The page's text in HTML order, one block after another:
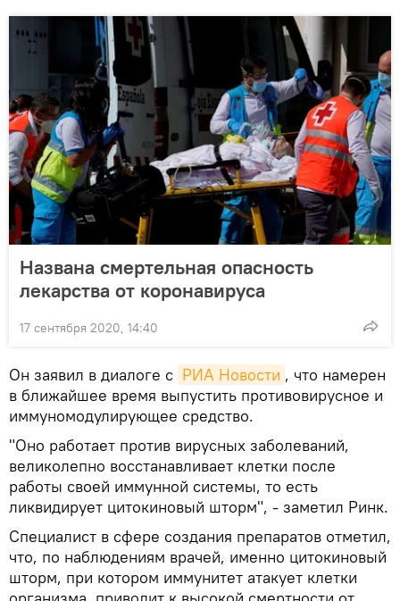
Названа смертельная опасность
лекарства от коронавируса
17 сентября 2020, 14:40
Он заявил в диалоге с РИА Новости , что намерен
в ближайшее время выпустить противовирусное и
иммуномодулирующее средство.
"Оно работает против вирусных заболеваний,
великолепно восстанавливает клетки после
работы своей иммунной системы, то есть
ликвидирует цитокиновый шторм", - заметил Ринк.
Специалист в сфере создания препаратов отметил,
что, по наблюдениям врачей, именно цитокиновый
шторм, при котором иммунитет атакует клетки